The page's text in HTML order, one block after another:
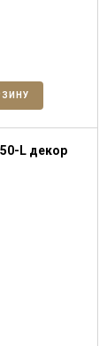
L декор